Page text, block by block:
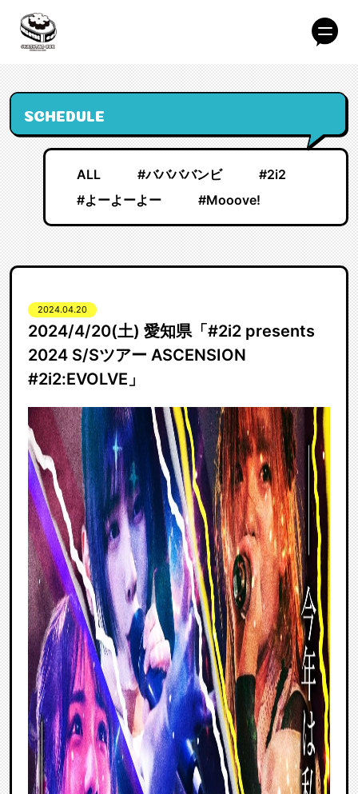
SCHEDULE
ALL #ババババンビ
#2i2
#よーよーよー
#Mooove!
2024.04.20
2024/4/20(土) 愛知県「#2i2 presents
2024 S/Sツアー ASCENSION
#2i2:EVOLVE」